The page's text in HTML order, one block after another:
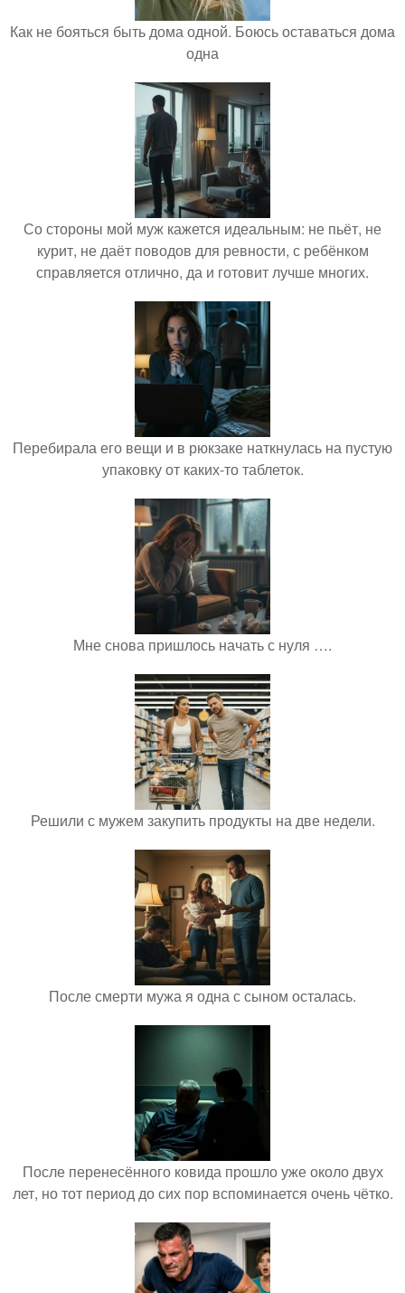
Как не бояться быть дома одной. Боюсь оставаться дома
одна
Со стороны мой муж кажется идеальным: не пьёт, не
курит, не даёт поводов для ревности, с ребёнком
справляется отлично, да и готовит лучше многих.
Перебирала его вещи и в рюкзаке наткнулась на пустую
упаковку от каких-то таблеток.
Мне снова пришлось начать с нуля ….
Решили с мужем закупить продукты на две недели.
После смерти мужа я одна с сыном осталась.
После перенесённого ковида прошло уже около двух
лет, но тот период до сих пор вспоминается очень чётко.